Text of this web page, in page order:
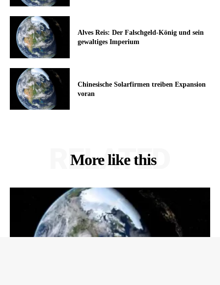
Alves Reis: Der Falschgeld-König und sein
gewaltiges Imperium
Chinesische Solarfirmen treiben Expansion
voran
More like this
RELATED